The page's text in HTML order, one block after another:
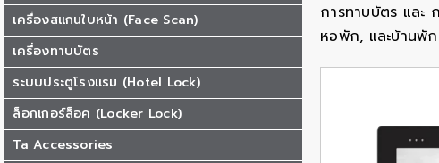
เครื่องสแกนใบหน้า (Face Scan)
เครื่องทาบบัตร
ระบบประตูโรงแรม (Hotel Lock)
ล็อกเกอร์ล็อค (Locker Lock)
Ta Accessories
การทาบบัตร และ
หอพัก, และบ้านพั